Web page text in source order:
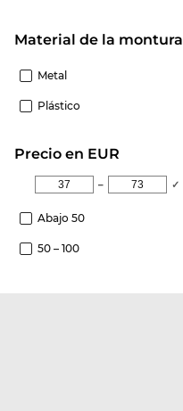
Material de la montura
Metal
Plástico
Precio en EUR
– ✓
Abajo 50
50 – 100